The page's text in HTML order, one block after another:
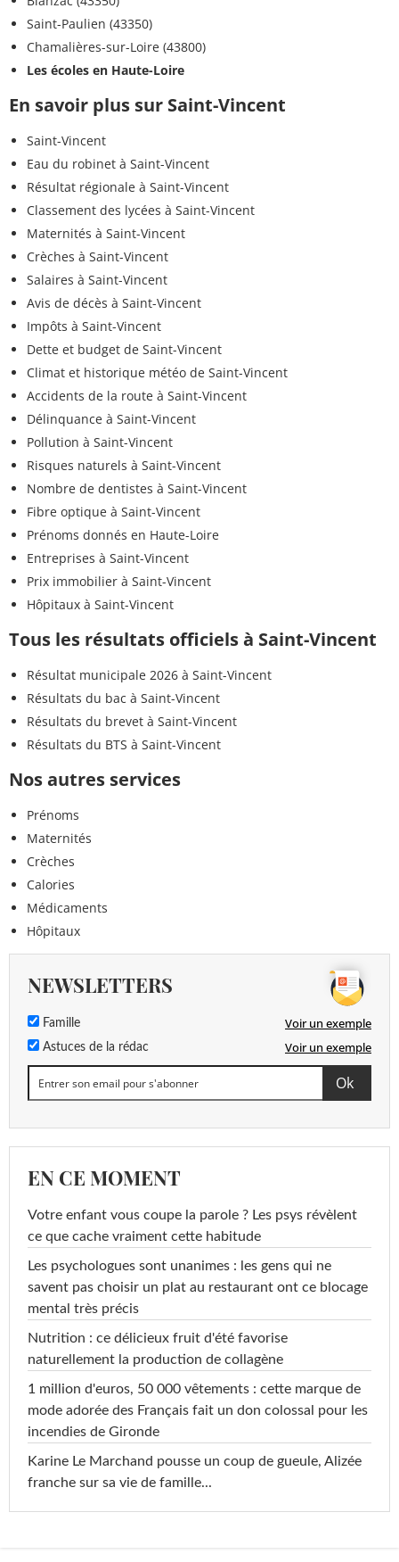
Saint-Paulien (43350)
Chamalières-sur-Loire (43800)
Les écoles en Haute-Loire
En savoir plus sur Saint-Vincent
Saint-Vincent
Eau du robinet à Saint-Vincent
Résultat régionale à Saint-Vincent
Classement des lycées à Saint-Vincent
Maternités à Saint-Vincent
Crèches à Saint-Vincent
Salaires à Saint-Vincent
Avis de décès à Saint-Vincent
Impôts à Saint-Vincent
Dette et budget de Saint-Vincent
Climat et historique météo de Saint-Vincent
Accidents de la route à Saint-Vincent
Délinquance à Saint-Vincent
Pollution à Saint-Vincent
Risques naturels à Saint-Vincent
Nombre de dentistes à Saint-Vincent
Fibre optique à Saint-Vincent
Prénoms donnés en Haute-Loire
Entreprises à Saint-Vincent
Prix immobilier à Saint-Vincent
Hôpitaux à Saint-Vincent
Tous les résultats officiels à Saint-Vincent
Résultat municipale 2026 à Saint-Vincent
Résultats du bac à Saint-Vincent
Résultats du brevet à Saint-Vincent
Résultats du BTS à Saint-Vincent
Nos autres services
Prénoms
Maternités
Crèches
Calories
Médicaments
Hôpitaux
NEWSLETTERS
Famille Voir un exemple
Astuces de la rédac Voir un exemple
EN CE MOMENT
Votre enfant vous coupe la parole ? Les psys révèlent
ce que cache vraiment cette habitude
Les psychologues sont unanimes : les gens qui ne
savent pas choisir un plat au restaurant ont ce blocage
mental très précis
Nutrition : ce délicieux fruit d'été favorise
naturellement la production de collagène
1 million d'euros, 50 000 vêtements : cette marque de
mode adorée des Français fait un don colossal pour les
incendies de Gironde
Karine Le Marchand pousse un coup de gueule, Alizée
franche sur sa vie de famille...